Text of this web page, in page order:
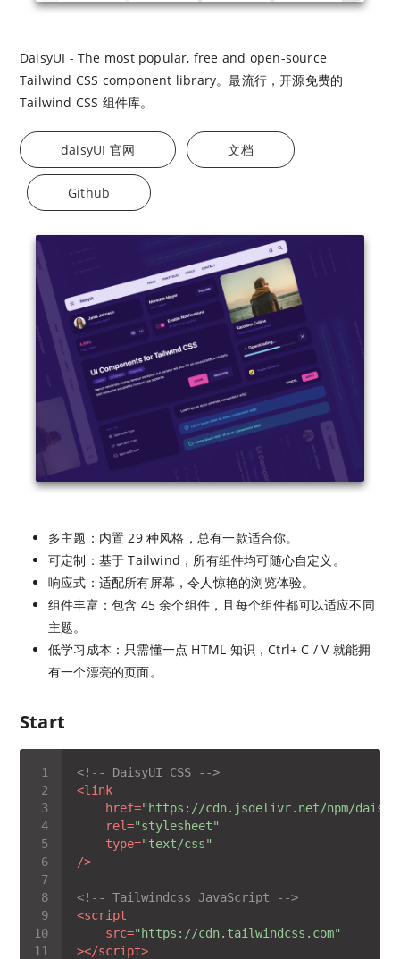
DaisyUI - The most popular, free and open-source
Tailwind CSS component library。最流行，开源免费的
Tailwind CSS 组件库。
daisyUI 官网 文档
Github
多主题：内置 29 种风格，总有一款适合你。
可定制：基于 Tailwind，所有组件均可随心自定义。
响应式：适配所有屏幕，令人惊艳的浏览体验。
组件丰富：包含 45 余个组件，且每个组件都可以适应不同
主题。
低学习成本：只需懂一点 HTML 知识，Ctrl+ C / V 就能拥
有一个漂亮的页面。
Start
<!-- DaisyUI CSS -->
<link
href="https://cdn.jsdelivr.net/npm/
rel="stylesheet"
type="text/css"
/>
<!-- Tailwindcss JavaScript -->
<script
src="https://cdn.tailwindcss.com"
></script>